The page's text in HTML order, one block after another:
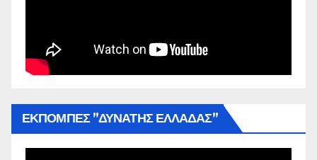
ΕΚΠΟΜΠΕΣ ”ΔΥΝΑΤΗΣ ΕΛΛΑΔΑΣ”